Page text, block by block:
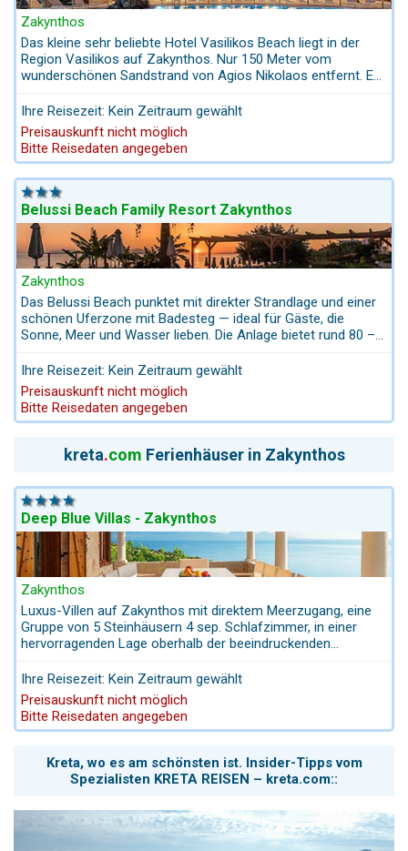
Zakynthos
Das kleine sehr beliebte Hotel Vasilikos Beach liegt in der
Region Vasilikos auf Zakynthos. Nur 150 Meter vom
wunderschönen Sandstrand von Agios Nikolaos entfernt. Es
freundlichen Service und seine komfortablen Zimmer.
Rollstuhlgerechte Zimmer buchbar.
Ihre Reisezeit: Kein Zeitraum gewählt
Preisauskunft nicht möglich
Bitte Reisedaten angegeben
Belussi Beach Family Resort Zakynthos
Zakynthos
Das Belussi Beach punktet mit direkter Strandlage und einer
schönen Uferzone mit Badesteg — ideal für Gäste, die
Sonne, Meer und Wasser lieben. Die Anlage bietet rund 80 –
zur geräumigen Suite mit Meerblick oder eigenem Pool. Alle
Unterkünfte sind klimatisiert, verfügen über Balkon oder
Terrasse, Kühlschrank, Sat-TV und kostenloses WLAN —
ideal für einen entspannten und unkomplizierten Aufenthalt.
Sonnenschirmen sowie eine Poolbar für Drinks und Snacks
zwischendurch. Kulinarisch verwöhnt das Haus mit einem
Restaurant, das griechische wie internationale Gerichte
anbietet — häufig sogar mit Blick auf das Meer. Dank der
ruhigen, gepflegten Umgebung und der freundlichen
Atmosphäre fühlen sich Gäste schnell willkommen und gut
aufgehoben — ob Paar, Familie oder Reisende mit Lust auf
entspannten Badeurlaub. Insgesamt ist das Belussi Beach
eine solide Wahl für alle, die entspannten Strandurlaub auf
Zakynthos in angenehmer, gepflegter Umgebung suchen.
Ihre Reisezeit: Kein Zeitraum gewählt
Preisauskunft nicht möglich
Bitte Reisedaten angegeben
kreta.com Ferienhäuser in Zakynthos
Deep Blue Villas - Zakynthos
Zakynthos
Luxus-Villen auf Zakynthos mit direktem Meerzugang, eine
Gruppe von 5 Steinhäusern 4 sep. Schlafzimmer, in einer
hervorragenden Lage oberhalb der beeindruckenden
m² großen Privatgrundstück und bieten einen
atemberaubenden Panoramablick auf das Meer, den
nordöstlichen Teil von Zakynthos. Haustiere sind erlaubt.
Ihre Reisezeit: Kein Zeitraum gewählt
Preisauskunft nicht möglich
Bitte Reisedaten angegeben
Kreta, wo es am schönsten ist. Insider-Tipps vom
Spezialisten KRETA REISEN – kreta.com::